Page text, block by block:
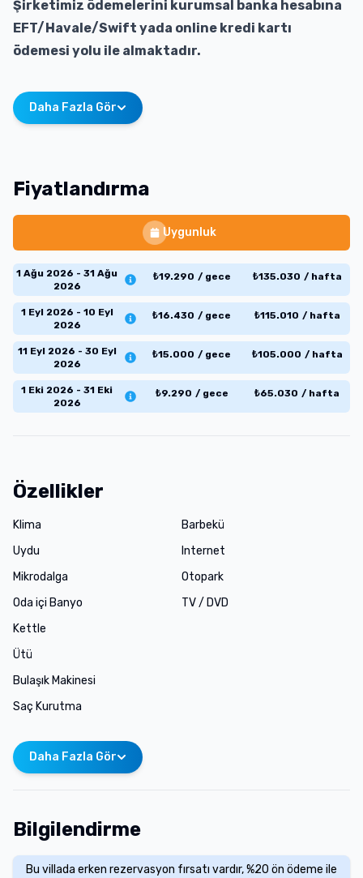
Şirketimiz ödemelerini kurumsal banka hesabına
EFT/Havale/Swift yada online kredi kartı
ödemesi yolu ile almaktadır.
Daha Fazla Gör
Fiyatlandırma
Uygunluk
1 Ağu 2026 - 31 Ağu
2026
₺19.290 / gece ₺135.030 / hafta
1 Eyl 2026 - 10 Eyl
2026
₺16.430 / gece ₺115.010 / hafta
11 Eyl 2026 - 30 Eyl
2026
₺15.000 / gece ₺105.000 / hafta
1 Eki 2026 - 31 Eki
2026
₺9.290 / gece ₺65.030 / hafta
Özellikler
Klima
Uydu
Mikrodalga
Oda içi Banyo
Barbekü
Internet
Otopark
TV / DVD
Kettle
Ütü
Bulaşık Makinesi
Saç Kurutma
Daha Fazla Gör
Bilgilendirme
Bu villada erken rezervasyon fırsatı vardır, %20 ön ödeme ile